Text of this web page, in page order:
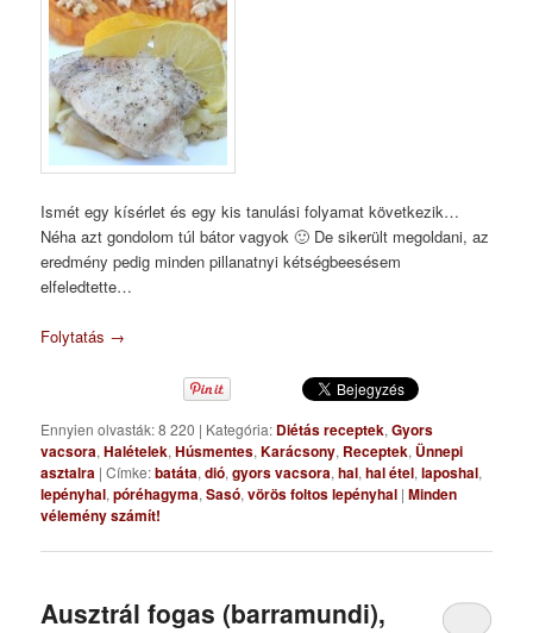
Ismét egy kísérlet és egy kis tanulási folyamat következik…
Néha azt gondolom túl bátor vagyok 🙂 De sikerült megoldani, az
eredmény pedig minden pillanatnyi kétségbeesésem
elfeledtette…
Folytatás →
Ennyien olvasták: 8 220 | Kategória: Diétás receptek,Gyors
vacsora,Halételek,Húsmentes,Karácsony, Receptek, Ünnepi
asztalra |Címke:batáta,dió,gyors vacsora,hal,hal étel,laposhal,
lepényhal,póréhagyma,Sasó,vörös foltos lepényhal |Minden
vélemény számít!
Ausztrál fogas (barramundi),